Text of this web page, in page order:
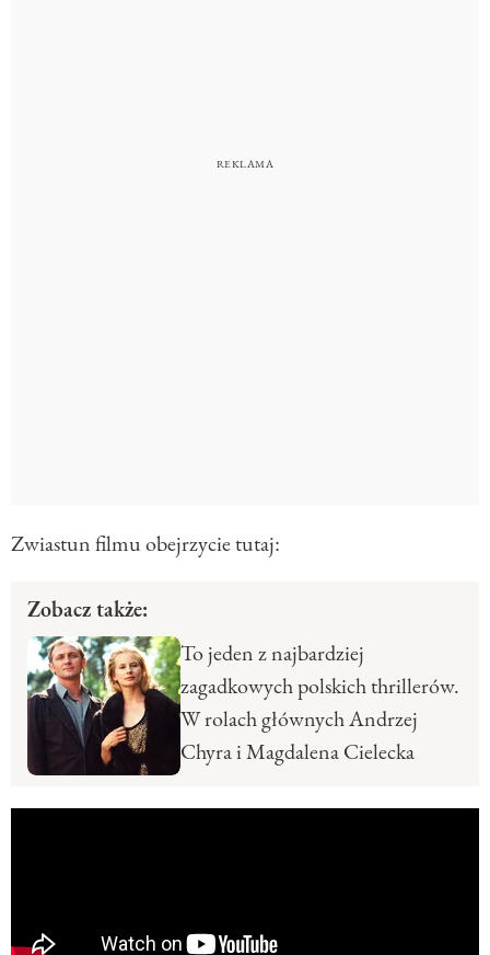
Zwiastun filmu obejrzycie tutaj:
Zobacz także:
To jeden z najbardziej
zagadkowych polskich thrillerów.
W rolach głównych Andrzej
Chyra i Magdalena Cielecka